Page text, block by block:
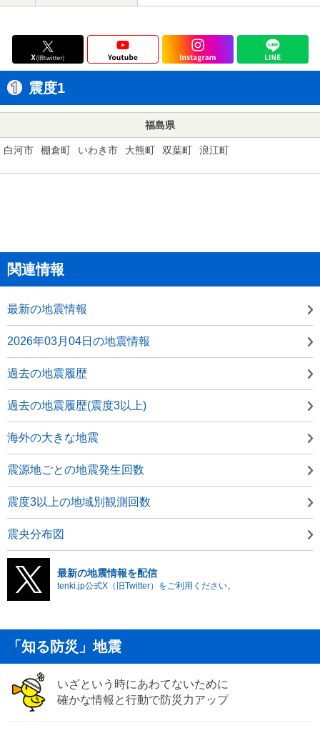
震度1
福島県
白河市 棚倉町 いわき市 大熊町 双葉町 浪江町
関連情報
最新の地震情報
2026年03月04日の地震情報
過去の地震履歴
過去の地震履歴(震度3以上)
海外の大きな地震
震源地ごとの地震発生回数
震度3以上の地域別観測回数
震央分布図
最新の地震情報を配信
tenki.jp公式X（旧Twitter）をご利用ください。
「知る防災」地震
いざという時にあわてないために
確かな情報と行動で防災力アップ